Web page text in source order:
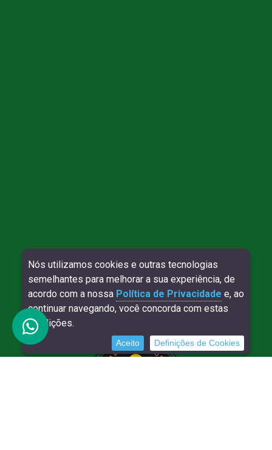
Direitos reservados à Willy Contábil - 2026
DESENVOLVIMENTO: SITE VERIFICADO:
Nós utilizamos cookies e outras tecnologias
semelhantes para melhorar a sua experiência, de
acordo com a nossa Política de Privacidade e, ao
continuar navegando, você concorda com estas
condições.
Aceito Definições de Cookies